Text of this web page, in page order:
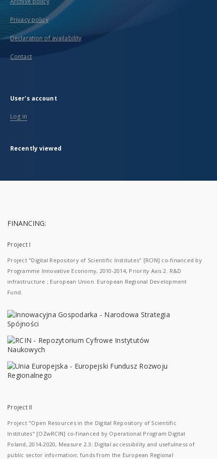
Privacy policy
Declaration of availability
Contact
User's account
Log in
Recently viewed
FINANCING:
Project I
Project "Digital Repository of Scientific Institutes" [RCIN] co-financed by
Programme Innovative Economy, 2010-2014, Priority Axis 2. R&D
infrastructure ; European Union. European Regional Development
Fund.
Project II
Project "Open Resources in the Digital Repository of Scientific
Institutes" [OZwRCIN] co-financed by Operational Program Digital
Poland, 2014-2020, Measure 2.3: Digital accessibility and usefulness of
public sector information; funds from the European Regional